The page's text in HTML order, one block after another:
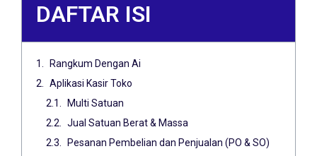
DAFTAR ISI
Rangkum Dengan Ai
Aplikasi Kasir Toko
Multi Satuan
Jual Satuan Berat & Massa
Pesanan Pembelian dan Penjualan (PO & SO)